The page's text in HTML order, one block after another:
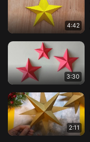
4:42
3:30
2:11